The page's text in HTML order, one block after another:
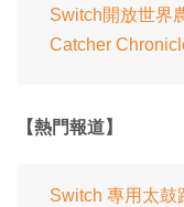
Switch開放世界
Catcher
【熱門報道】
Switch 專用太鼓